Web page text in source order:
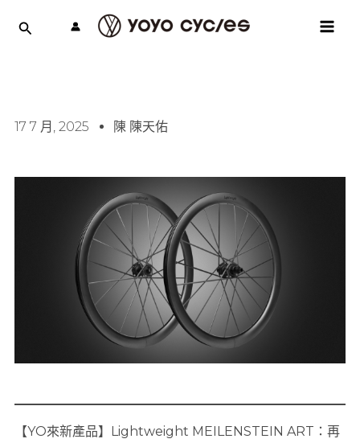
17 7 月, 2025 陳 陳天佑
【YO來新產品】Lightweight MEILENSTEIN ART：再